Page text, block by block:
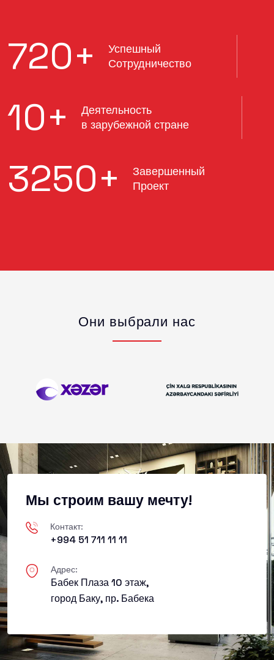
720+
Успешный
Сотрудничество
10+
Деятельность
в зарубежной стране
3250+
Завершенный
Проект
Они выбрали нас
Мы строим вашу мечту!
Контакт:
+994 51 711 11 11
Адрес:
Бабек Плаза 10 этаж,
город Баку, пр. Бабека